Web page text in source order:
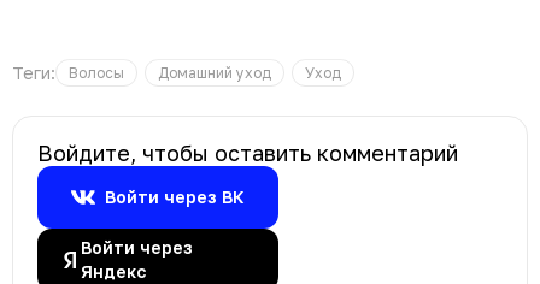
Теги: Волосы Домашний уход Уход
Войдите, чтобы оставить комментарий
Войти через ВК
Войти через
Яндекс